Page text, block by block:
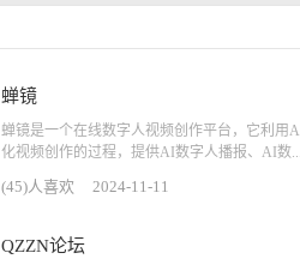
蝉镜
蝉镜是一个在线数字人视频创作平台，它利用
化视频创作的过程，提供AI数字人播报、AI数...
(45)人喜欢 2024-11-11
QZZN论坛